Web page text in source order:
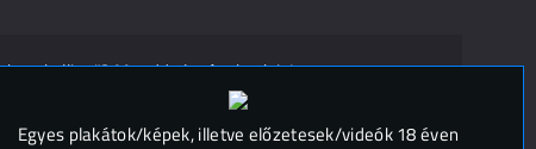
ne kelljen"? Mondd el másoknak is!
(0)
Egyes plakátok/képek, illetve előzetesek/videók 18 éven